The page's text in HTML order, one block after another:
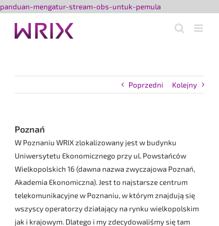
panduan-mengatur-stream-obs-untuk-pemulaPrzejdź
zawartości
Poprzedni Kolejny
Poznań
W Poznaniu WRIX zlokalizowany jest w budynku
Uniwersytetu Ekonomicznego przy ul. Powstańców
Wielkopolskich 16 (dawna nazwa zwyczajowa Poznań,
Akademia Ekonomiczna). Jest to najstarsze centrum
telekomunikacyjne w Poznaniu, w którym znajdują się
wszyscy operatorzy działający na rynku wielkopolskim
jak i krajowym. Dlatego i my zdecydowaliśmy się tam